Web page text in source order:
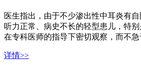
医生指出，由于不少渗出性中耳炎有自
听力正常、病史不长的轻型患儿，特
在专科医师的指导下密切观察，而不
详情>>